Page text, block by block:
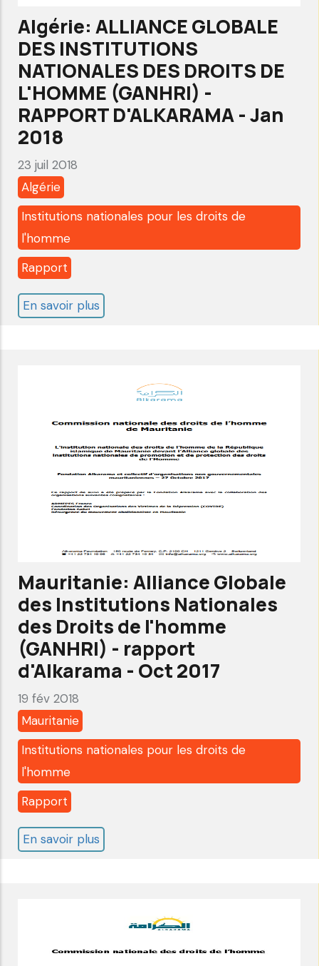
Algérie: ALLIANCE GLOBALE
DES INSTITUTIONS
NATIONALES DES DROITS DE
L'HOMME (GANHRI) -
RAPPORT D'ALKARAMA - Jan
2018
23 juil 2018
Algérie
Institutions nationales pour les droits de
l'homme
Rapport
En savoir plus
DES
DROITS
DE
(GANHRI)
RAPPORT
D'ALKARAMA
-
Jan
2018
Mauritanie: Alliance Globale
des Institutions Nationales
des Droits de l'homme
(GANHRI) - rapport
d'Alkarama - Oct 2017
19 fév 2018
Mauritanie
Institutions nationales pour les droits de
l'homme
Rapport
En savoir plus
Institutions